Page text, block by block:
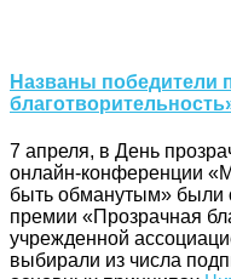
Названы победители
7 апреля, в День
онлайн-конференции
быть обманутым» были
премии «Прозрачная
учрежденной
выбирали из числа